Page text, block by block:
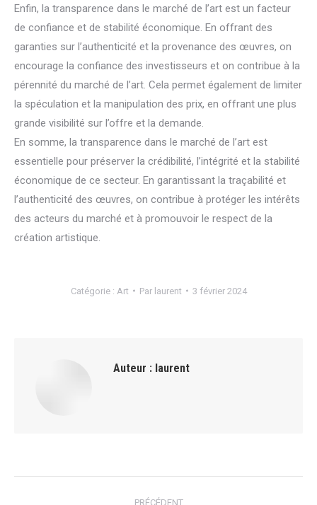
Enfin, la transparence dans le marché de l’art est un facteur
de confiance et de stabilité économique. En offrant des
garanties sur l’authenticité et la provenance des œuvres, on
encourage la confiance des investisseurs et on contribue à la
pérennité du marché de l’art. Cela permet également de limiter
la spéculation et la manipulation des prix, en offrant une plus
grande visibilité sur l’offre et la demande.
En somme, la transparence dans le marché de l’art est
essentielle pour préserver la crédibilité, l’intégrité et la stabilité
économique de ce secteur. En garantissant la traçabilité et
l’authenticité des œuvres, on contribue à protéger les intérêts
des acteurs du marché et à promouvoir le respect de la
création artistique.
Catégorie : Art Par laurent 3 février 2024
Auteur : laurent
PRÉCÉDENT